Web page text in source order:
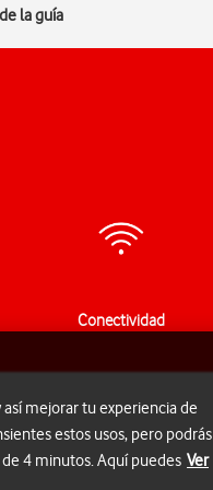
la guía
Conectividad
mejorar tu experiencia de
estos usos, pero podrás
4 minutos. Aquí puedes Ver